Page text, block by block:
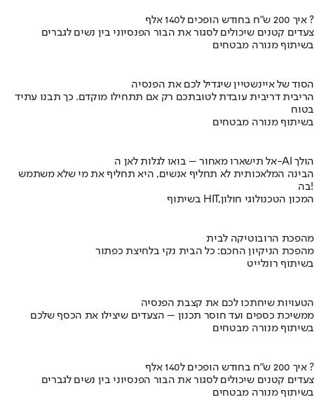
איך 200 ש"ח בחודש הופכים ל140 אלף ?
צעדים קטנים שיכולים לסגור את הבור הפנסיוני בין נשים לגברים
בשיתוף מנורה מבטחים
הסוד של איינשטיין שיגדיל לכם את הפנסיה
הריבית דריבית עובדת לטובתכם רק אם תתחילו מוקדם. כך תבנו עתיד
בטוח
בשיתוף מנורה מבטחים
אל תישארו מאחור – בואו לגלות לאן ה-AI הולך
הבינה המלאכותית לא תחליף אנשים, היא תחליף את מי שלא משתמש
בה!
בשיתוף HIT,המכון הטכנולוגי חולון
מהפכת הרובוטיקה לבית
מהפכת הניקיון החכם: כל הבית נקי בלחיצת כפתור
בשיתוף רונלייט
הטעויות שיחתכו לכם את קצבת הפנסיה
ממשיכת כספים ועד חוסר תכנון – הצעדים שיצילו את הכסף שלכם
בשיתוף מנורה מבטחים
איך 200 ש"ח בחודש הופכים ל140 אלף ?
צעדים קטנים שיכולים לסגור את הבור הפנסיוני בין נשים לגברים
בשיתוף מנורה מבטחים